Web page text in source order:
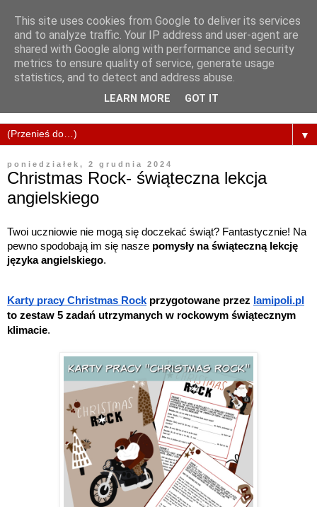
▼
poniedziałek, 2 grudnia 2024
Christmas Rock- świąteczna lekcja
angielskiego
Twoi uczniowie nie mogą się doczekać świąt? Fantastycznie! Na
pewno spodobają im się nasze pomysły na świąteczną lekcję
języka angielskiego.
Karty pracy Christmas Rock przygotowane przez lamipoli.pl
to zestaw 5 zadań utrzymanych w rockowym świątecznym
klimacie.
This site uses cookies from Google to deliver its services
and to analyze traffic. Your IP address and user-agent are
shared with Google along with performance and security
metrics to ensure quality of service, generate usage
statistics, and to detect and address abuse.
LEARN MORE GOT IT